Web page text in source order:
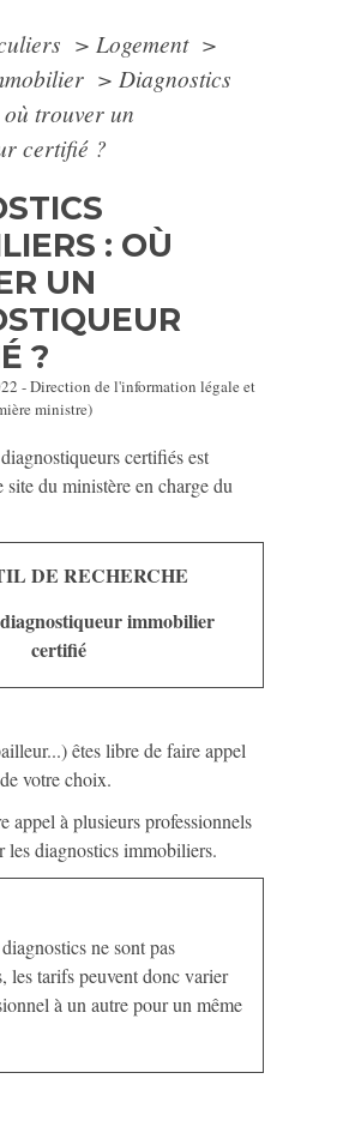
> Logement >
> Diagnostics
trouver un
certifié ?
: OÙ
UN
?
- Direction de l'information légale et
ministre)
certifiés est
site du ministère en charge du
DE RECHERCHE
immobilier
certifié
êtes libre de faire appel
votre choix.
appel à plusieurs professionnels
les diagnostics immobiliers.
ne sont pas
les tarifs peuvent donc varier
à un autre pour un même